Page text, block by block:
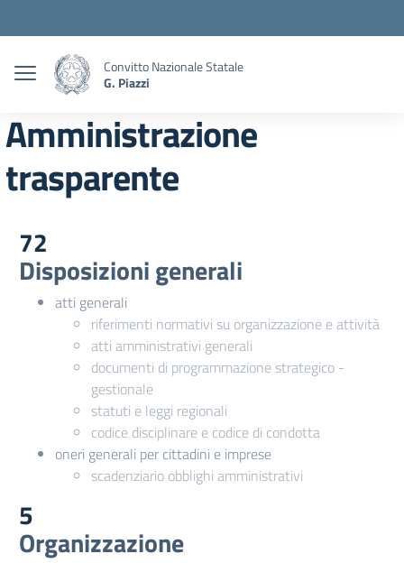
Convitto Nazionale Statale
G. Piazzi
Amministrazione
trasparente
72
Disposizioni generali
atti generali
riferimenti normativi su organizzazione e attività
atti amministrativi generali
documenti di programmazione strategico -
gestionale
statuti e leggi regionali
codice disciplinare e codice di condotta
oneri generali per cittadini e imprese
scadenziario obblighi amministrativi
5
Organizzazione